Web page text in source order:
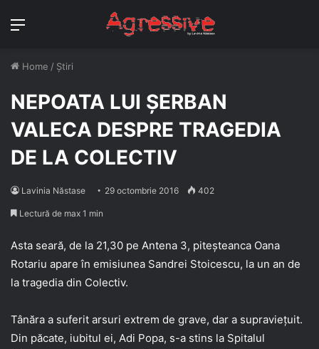
Home / Știri
NEPOATA LUI ȘERBAN
VALECA DESPRE TRAGEDIA
DE LA COLECTIV
Lavinia Năstase 29 octombrie 2016 402
Lectură de max 1 min
Asta seară, de la 21,30 pe Antena 3, piteșteanca Oana
Rotariu apare în emisiunea Sandrei Stoicescu, la un an de
la tragedia din Colectiv.
Tânăra a suferit arsuri extrem de grave, dar a supraviețuit.
Din păcate, iubitul ei, Adi Popa, s-a stins la Spitalul